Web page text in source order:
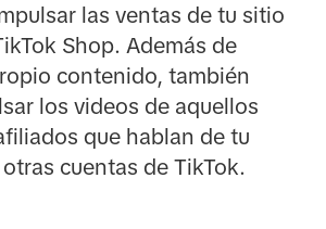
las ventas de tu sitio
Shop. Además de
contenido, también
los videos de aquellos
que hablan de tu
cuentas de TikTok.